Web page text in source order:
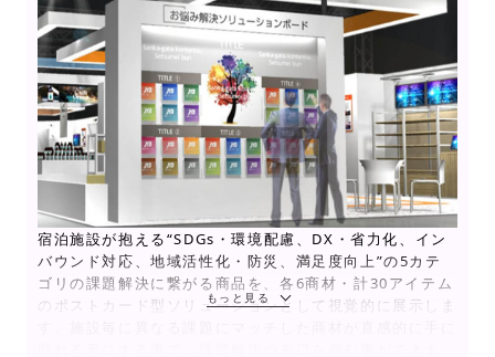
宿泊施設が抱える“SDGs・環境配慮、DX・省力化、イン
バウンド対応、地域活性化・防災、満足度向上”の5カテ
ゴリの課題解決に繋がる商品を、各6商材・計30アイテム
のポストカード型ソリューションとして視覚的に展示しま